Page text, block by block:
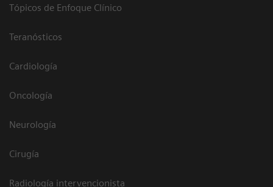
Tópicos de Enfoque Clínico
Teranósticos
Cardiología
Oncología
Neurología
Cirugía
Radiología intervencionista